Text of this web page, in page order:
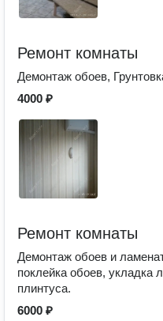
Ремонт комнаты
Демонтаж обоев,
4000 ₽
Ремонт комнаты
Демонтаж обоев и
поклейка обоев, укладка
плинтуса.
6000 ₽